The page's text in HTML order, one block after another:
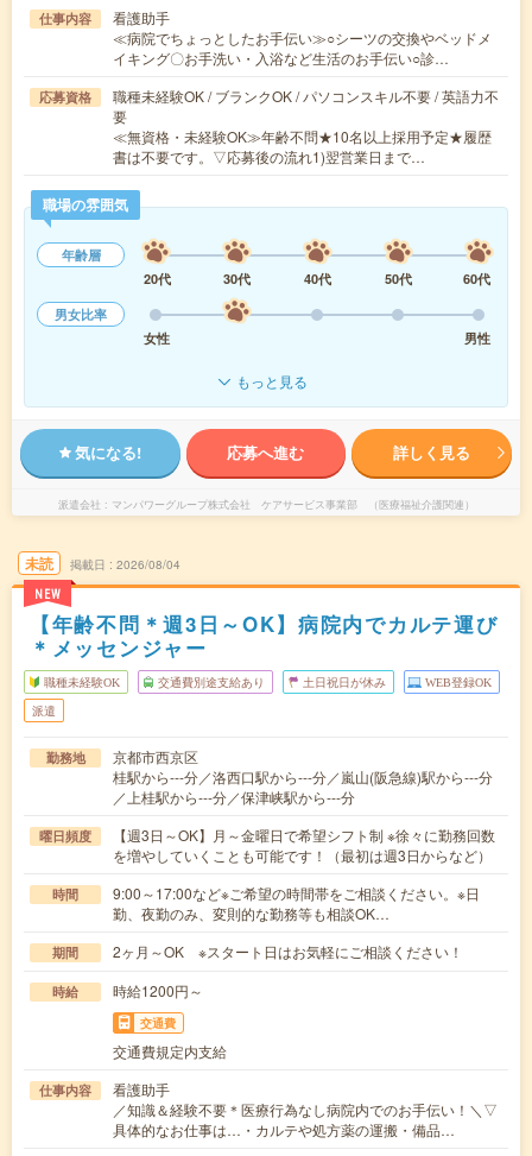
仕事内容
看護助手
≪病院でちょっとしたお手伝い≫○シーツの交換やベッドメ
イキング〇お手洗い・入浴など生活のお手伝い○診…
応募資格
職種未経験OK / ブランクOK / パソコンスキル不要 / 英語力不
要
≪無資格・未経験OK≫年齢不問★10名以上採用予定★履歴
書は不要です。▽応募後の流れ1)翌営業日まで…
職場の雰囲気
年齢層
20代
30代 40代 50代
60代
男女比率
女性
男性
もっと見る
気になる! 応募へ進む 詳しく見る
派遣会社 マンパワーグループ株式会社 ケアサービス事業部 （医療福祉介護関連）
未読
NEW
掲載日 2026/08/04
【年齢不問＊週3日～OK】病院内でカルテ運び
＊メッセンジャー
職種未経験OK 交通費別途支給あり 土日祝日が休み WEB登録OK
派遣
勤務地
京都市西京区
桂駅から---分／洛西口駅から---分／嵐山(阪急線)駅から---分
／上桂駅から---分／保津峡駅から---分
曜日頻度
【週3日～OK】月～金曜日で希望シフト制 ※徐々に勤務回数
を増やしていくことも可能です！（最初は週3日からなど）
時間
9:00～17:00など※ご希望の時間帯をご相談ください。※日
勤、夜勤のみ、変則的な勤務等も相談OK…
期間 2ヶ月～OK ※スタート日はお気軽にご相談ください！
時給 時給1200円～
交通費
交通費規定内支給
仕事内容
看護助手
／知識＆経験不要＊医療行為なし病院内でのお手伝い！＼▽
具体的なお仕事は…・カルテや処方薬の運搬・備品…